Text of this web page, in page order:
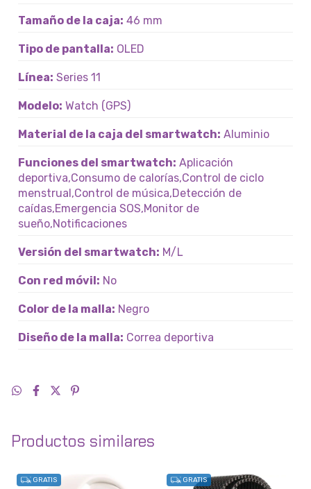
Tamaño de la caja: 46 mm
Tipo de pantalla: OLED
Línea: Series 11
Modelo: Watch (GPS)
Material de la caja del smartwatch: Aluminio
Funciones del smartwatch: Aplicación
deportiva,Consumo de calorías,Control de ciclo
menstrual,Control de música,Detección de
caídas,Emergencia SOS,Monitor de
sueño,Notificaciones
Versión del smartwatch: M/L
Con red móvil: No
Color de la malla: Negro
Diseño de la malla: Correa deportiva
Productos similares
GRATIS GRATIS